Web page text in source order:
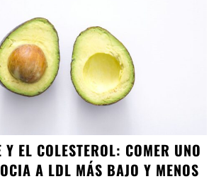
Y EL COLESTEROL: COMER UNO
A LDL MÁS BAJO Y MENOS